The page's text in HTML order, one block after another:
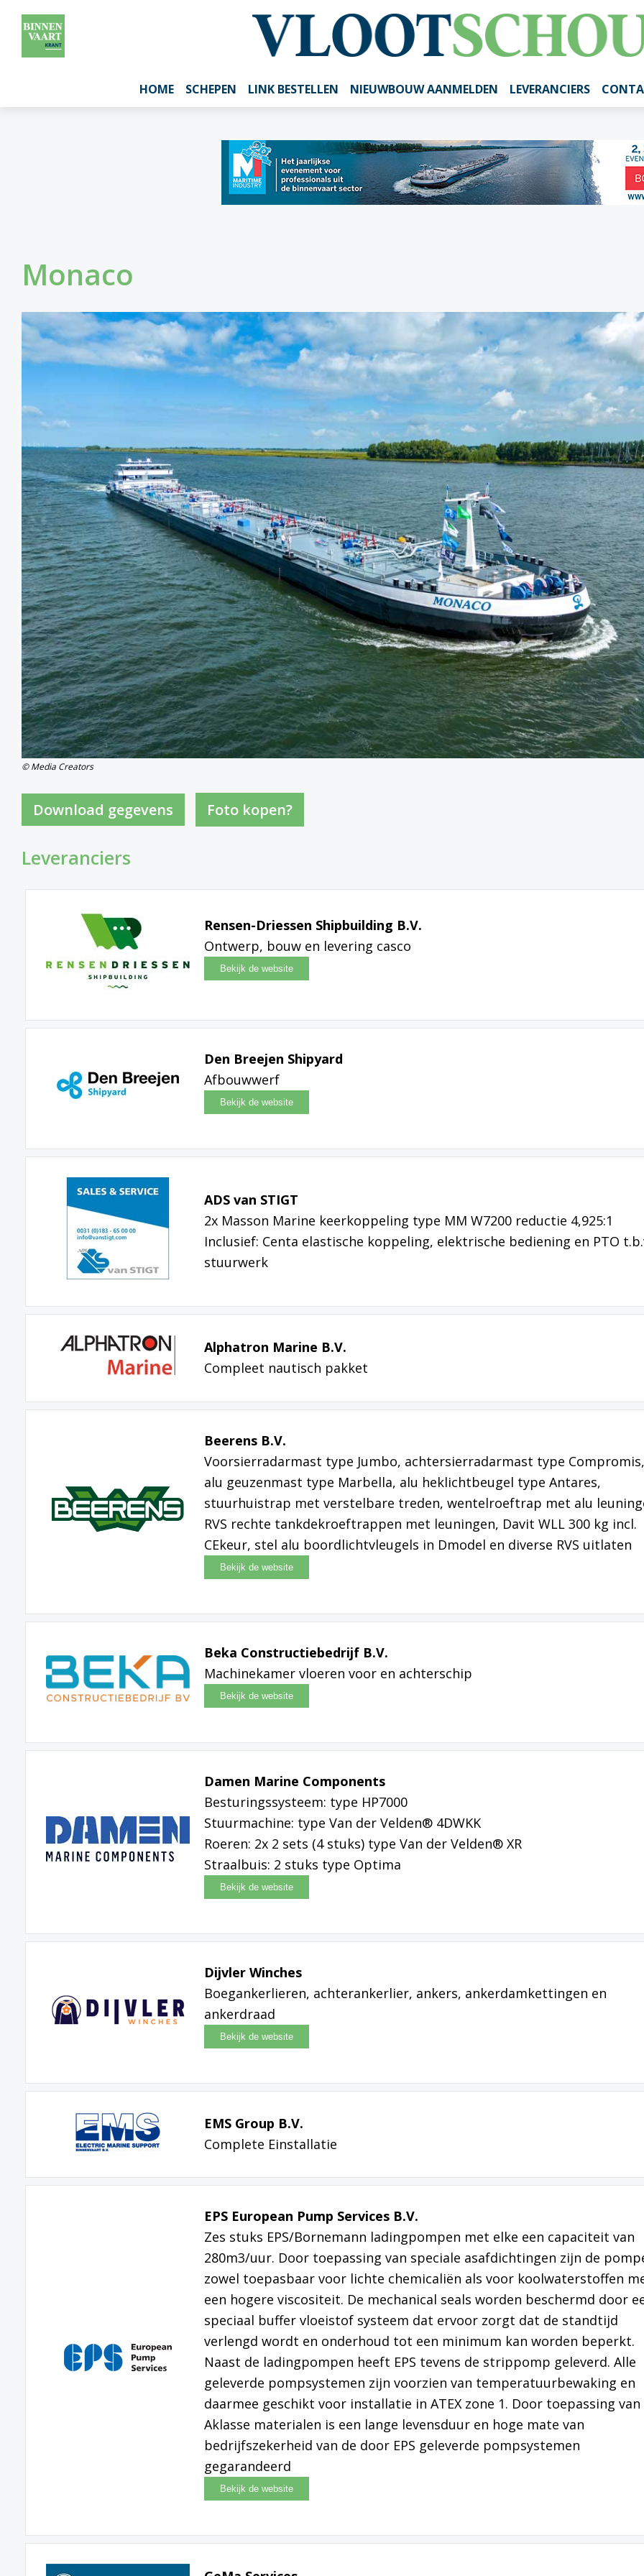
HOME SCHEPEN LINK BESTELLEN NIEUWBOUW AANMELDEN LEVERANCIERS
Monaco
© Media Creators
Foto kopen?
Leveranciers
Rensen-Driessen Shipbuilding B.V.
Ontwerp, bouw en levering casco
Den Breejen Shipyard
Afbouwwerf
ADS van STIGT
2x Masson Marine keerkoppeling type MM W7200 reductie 4,925:1
Inclusief: Centa elastische koppeling, elektrische bediening en PTO
stuurwerk
Alphatron Marine B.V.
Compleet nautisch pakket
Beerens B.V.
Voorsierradarmast type Jumbo, achtersierradarmast type Compromis,
alu geuzenmast type Marbella, alu heklichtbeugel type Antares,
stuurhuistrap met verstelbare treden, wentelroeftrap met alu
RVS rechte tankdekroeftrappen met leuningen, Davit WLL 300 kg incl.
CEkeur, stel alu boordlichtvleugels in Dmodel en diverse RVS uitlaten
Beka Constructiebedrijf B.V.
Machinekamer vloeren voor en achterschip
Damen Marine Components
Besturingssysteem: type HP7000
Stuurmachine: type Van der Velden® 4DWKK
Roeren: 2x 2 sets (4 stuks) type Van der Velden® XR
Straalbuis: 2 stuks type Optima
Dijvler Winches
Boegankerlieren, achterankerlier, ankers, ankerdamkettingen en
ankerdraad
EMS Group B.V.
Complete Einstallatie
EPS European Pump Services B.V.
Zes stuks EPS/Bornemann ladingpompen met elke een capaciteit van
280m3/uur. Door toepassing van speciale asafdichtingen zijn de
zowel toepasbaar voor lichte chemicaliën als voor koolwaterstoffen
een hogere viscositeit. De mechanical seals worden beschermd door
speciaal buffer vloeistof systeem dat ervoor zorgt dat de standtijd
verlengd wordt en onderhoud tot een minimum kan worden beperkt.
Naast de ladingpompen heeft EPS tevens de strippomp geleverd. Alle
geleverde pompsystemen zijn voorzien van temperatuurbewaking en
daarmee geschikt voor installatie in ATEX zone 1. Door toepassing van
Aklasse materialen is een lange levensduur en hoge mate van
bedrijfszekerheid van de door EPS geleverde pompsystemen
gegarandeerd